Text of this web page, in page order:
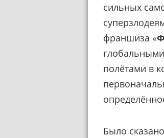
сильных
франшиза «
полётами в
Было